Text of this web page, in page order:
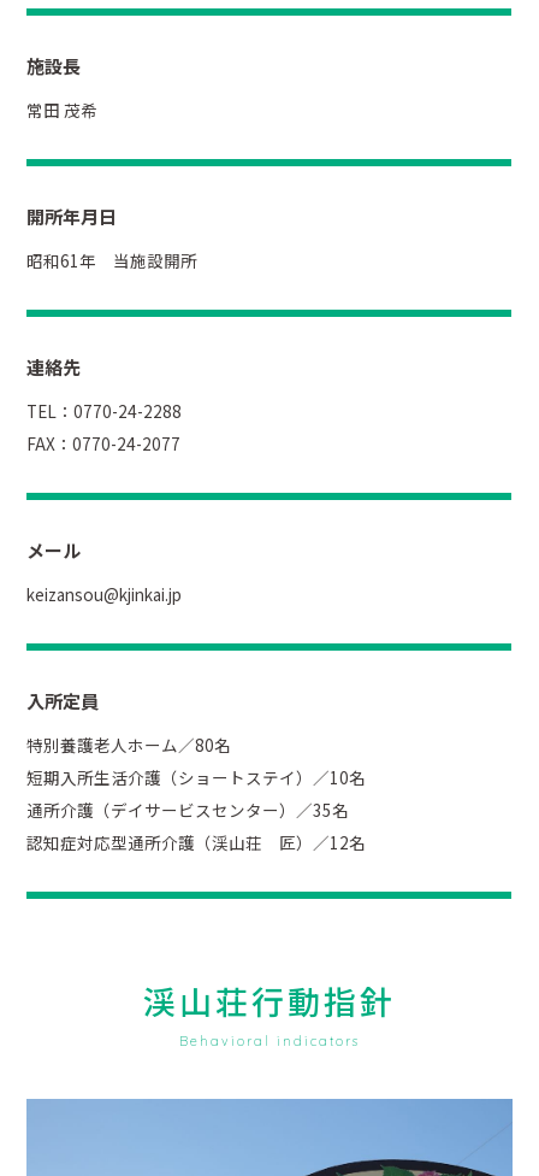
施設長
常田 茂希
開所年月日
昭和61年 当施設開所
連絡先
TEL：0770-24-2288
FAX：0770-24-2077
メール
keizansou@kjinkai.jp
入所定員
特別養護老人ホーム／80名
短期入所生活介護（ショートステイ）／10名
通所介護（デイサービスセンター）／35名
認知症対応型通所介護（渓山荘 匠）／12名
渓山荘行動指針
Behavioral indicators